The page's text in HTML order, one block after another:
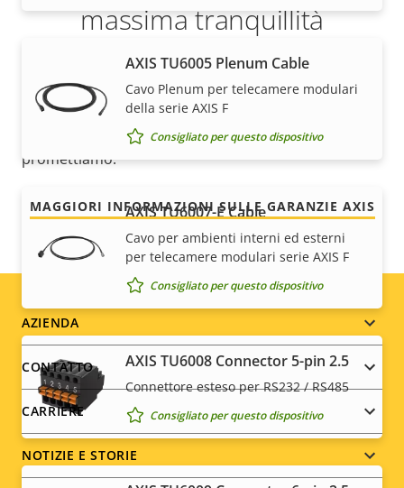
AXIS TU6005 Plenum Cable
Cavo Plenum per telecamere modulari
della serie AXIS F
Consigliato per questo dispositivo
AXIS TU6007-E Cable
Cavo per ambienti interni ed esterni
per telecamere modulari serie AXIS F
Consigliato per questo dispositivo
AXIS TU6008 Connector 5-pin 2.5
Connettore esteso per RS232 / RS485
Consigliato per questo dispositivo
massima tranquillità
La nostra nuova garanzia di 5 anni offre anni di
funzionamento senza problemi e contenimento dei
costi. E non ci sono sorprese nascoste nelle clausole
scritte in piccolo: otterrai esattamente quello che
promettiamo.
MAGGIORI INFORMAZIONI SULLE GARANZIE AXIS
Footer
menu
AZIENDA
CONTATTO
CARRIERE
NOTIZIE E STORIE